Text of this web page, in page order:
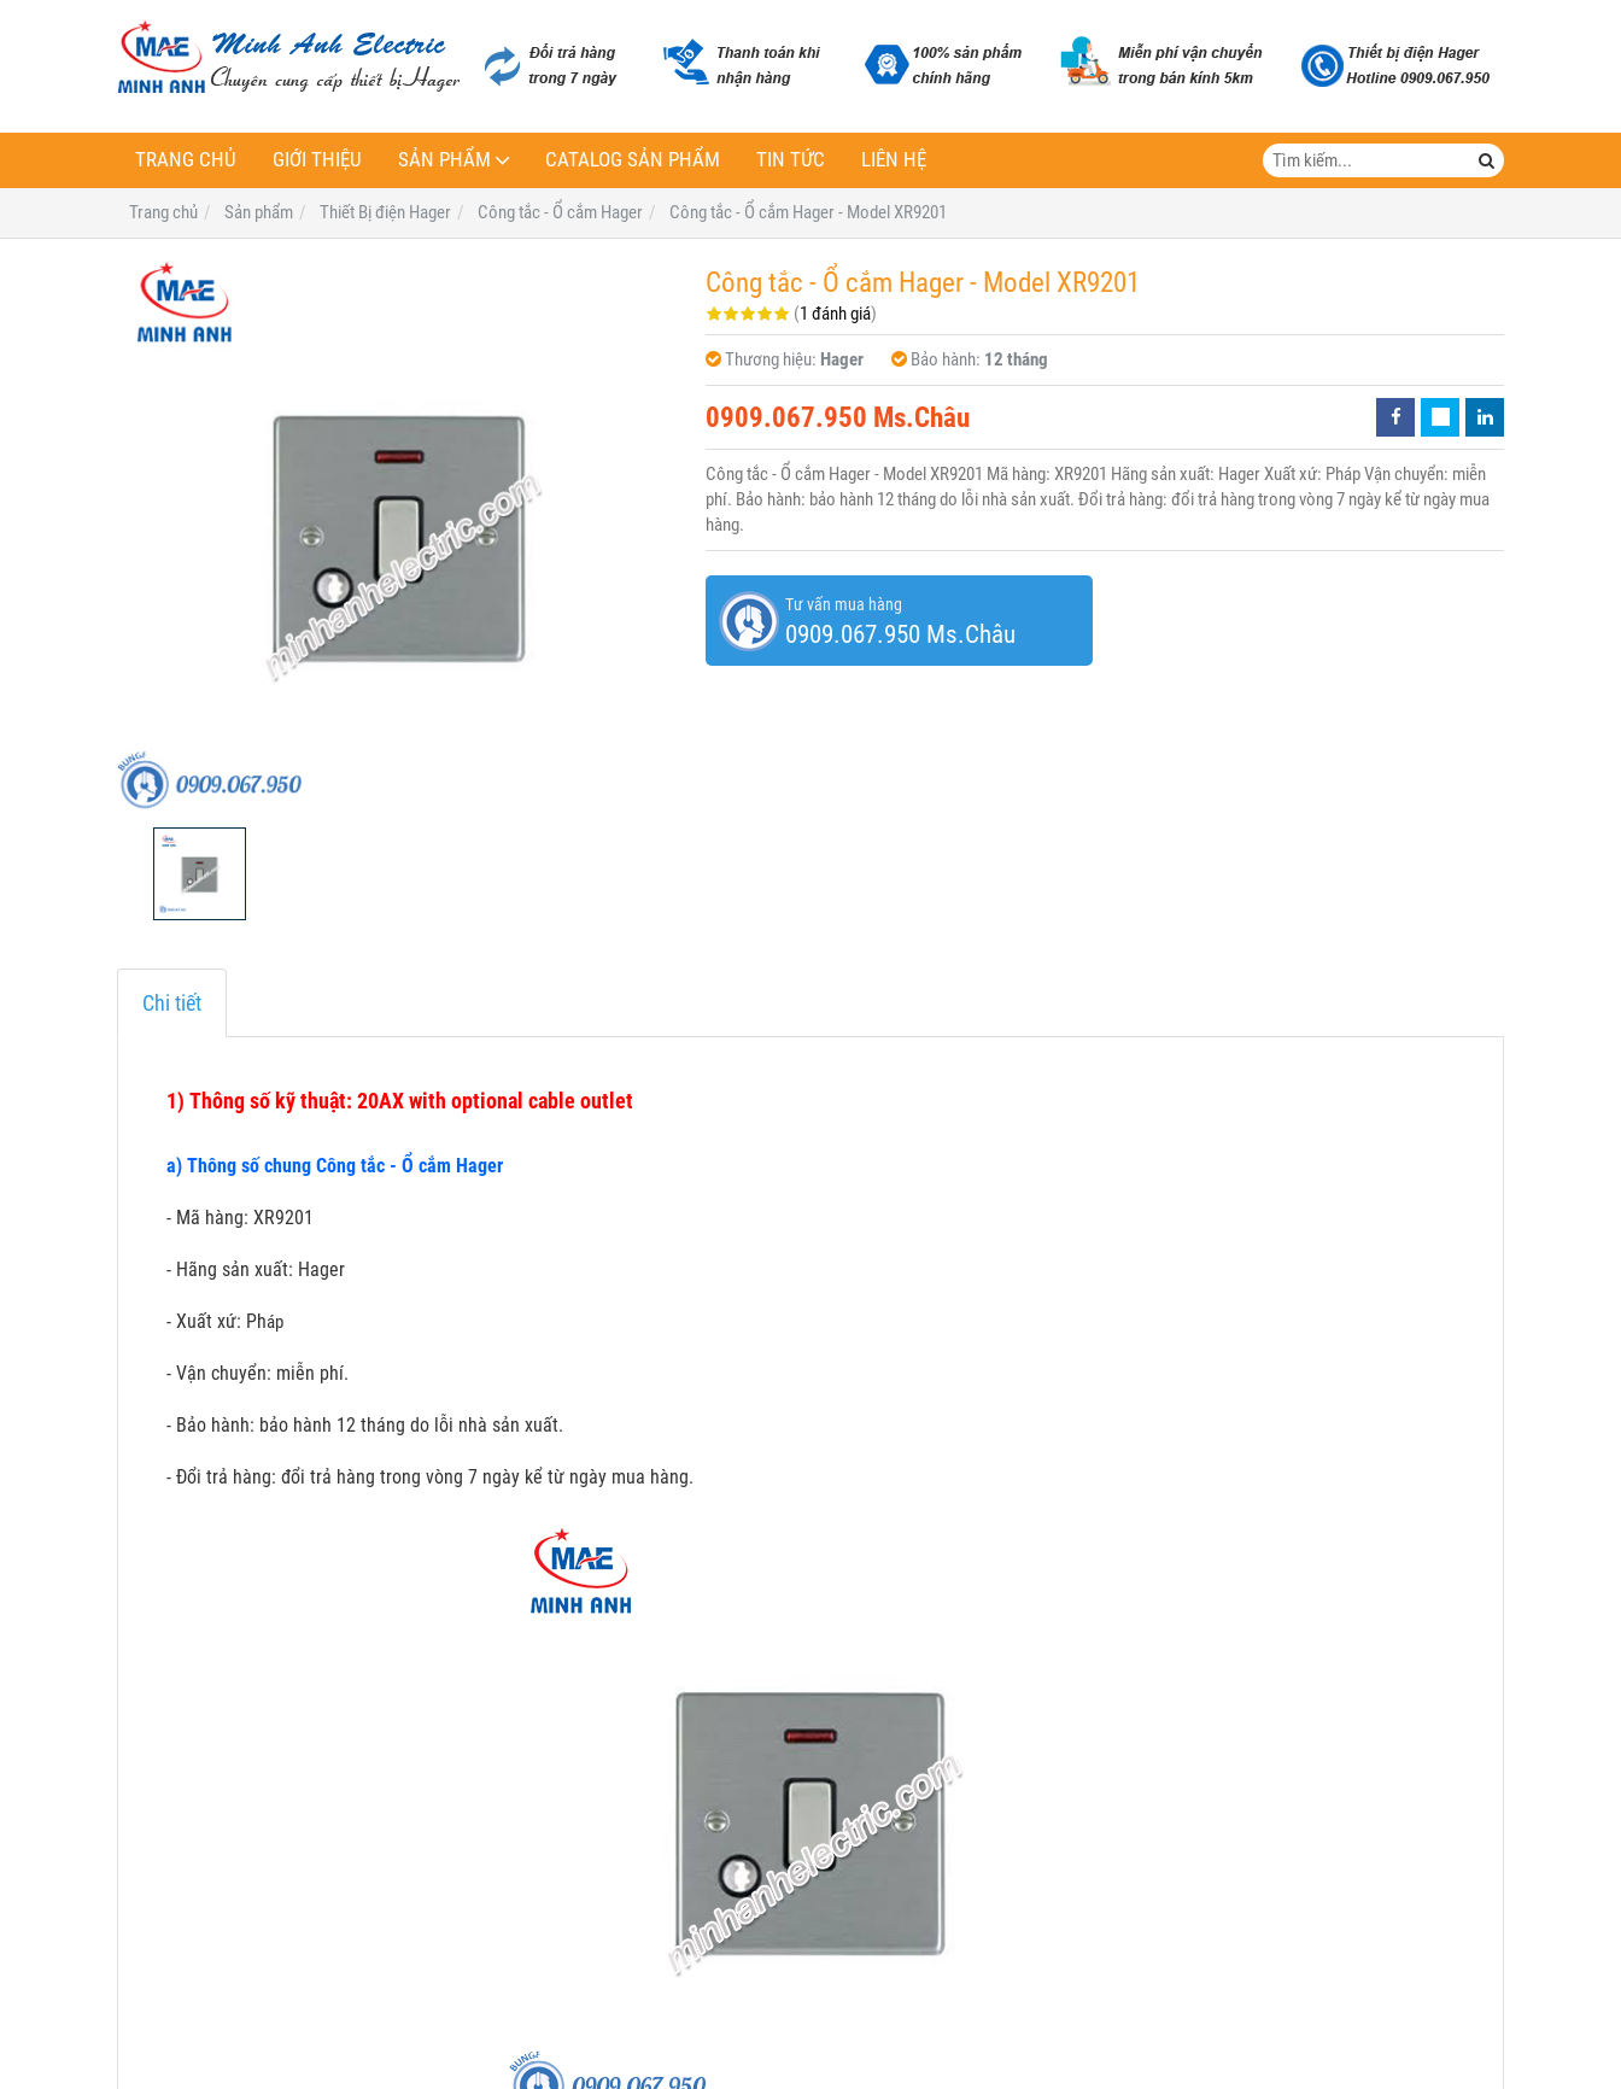
TRANG CHỦ GIỚI THIỆU SẢN PHẨM CATALOG SẢN PHẨM TIN TỨC LIÊN HỆ
Trang chủ Sản phẩm Thiết Bị điện Hager Công tắc - Ổ cắm Hager Công tắc - Ổ cắm Hager - Model XR9201
Công tắc - Ổ cắm Hager - Model XR9201
(1 đánh giá)
Thương hiệu: Hager Bảo hành: 12 tháng
0909.067.950 Ms.Châu
Công tắc - Ổ cắm Hager - Model XR9201 Mã hàng: XR9201 Hãng sản xuất: Hager Xuất xứ: Pháp Vận chuyển: miễn
phí. Bảo hành: bảo hành 12 tháng do lỗi nhà sản xuất. Đổi trả hàng: đổi trả hàng trong vòng 7 ngày kể từ ngày mua
hàng.
Tư vấn mua hàng
0909.067.950 Ms.Châu
Chi tiết
1) Thông số kỹ thuật: 20AX with optional cable outlet
a) Thông số chung Công tắc - Ổ cắm Hager
- Mã hàng: XR9201
- Hãng sản xuất: Hager
- Xuất xứ: Pháp
- Vận chuyển: miễn phí.
- Bảo hành: bảo hành 12 tháng do lỗi nhà sản xuất.
- Đổi trả hàng: đổi trả hàng trong vòng 7 ngày kể từ ngày mua hàng.